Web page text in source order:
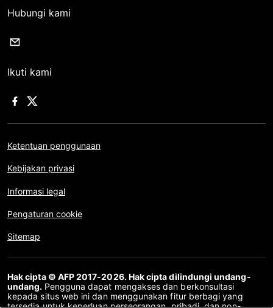
Hubungi kami
Ikuti kami
Ketentuan penggunaan
Kebijakan privasi
Informasi legal
Pengaturan cookie
Sitemap
Hak cipta © AFP 2017-2026. Hak cipta dilindungi undang-
undang. Pengguna dapat mengakses dan berkonsultasi
kepada situs web ini dan menggunakan fitur berbagi yang
tersedia untuk keperluan perseorangan, pribadi, dan non-